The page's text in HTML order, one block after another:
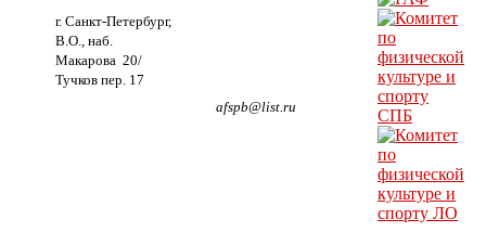
г. Санкт-Петербург,
В.О., наб.
Макарова 20/
Тучков пер. 17
afspb@list.ru